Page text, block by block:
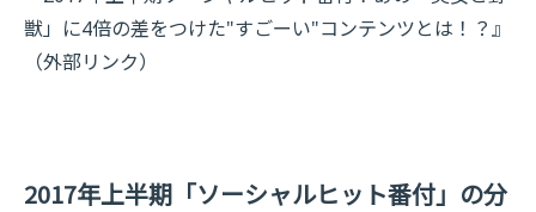
獣」に4倍の差をつけた"すごーい"コンテンツとは！？』
（外部リンク）
2017年上半期「ソーシャルヒット番付」の分